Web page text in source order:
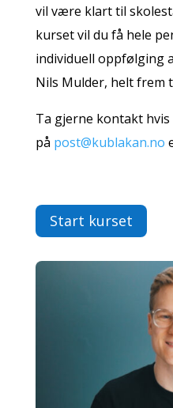
vil være klart til
kurset vil du få hele
individuell oppfølging
Nils Mulder, helt frem
Ta gjerne kontakt
på post@kublakan.no
Start kurset